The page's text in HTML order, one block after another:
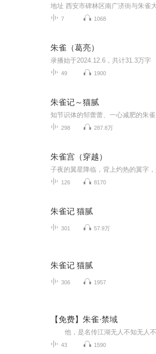
7 1068
朱雀（葛亮）
录播始于2024.12.6，共计31.3万字
49 1900
朱雀记～猫腻
298 287.8万
朱雀宫（穿越）
126 8170
朱雀记 猫腻
301 57.9万
朱雀记 猫腻
306 1957
【免费】朱雀·禁域
43 1590